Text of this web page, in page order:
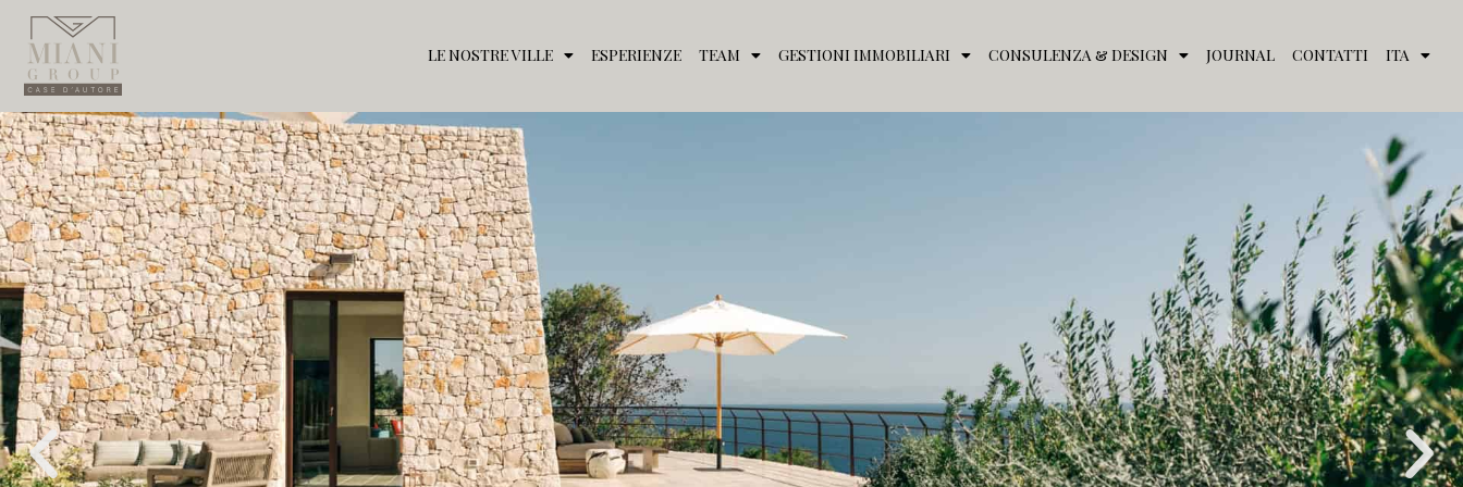
LE NOSTRE VILLE ESPERIENZE TEAM GESTIONI IMMOBILIARI CONSULENZA & DESIGN JOURNAL CONTATTI ITA